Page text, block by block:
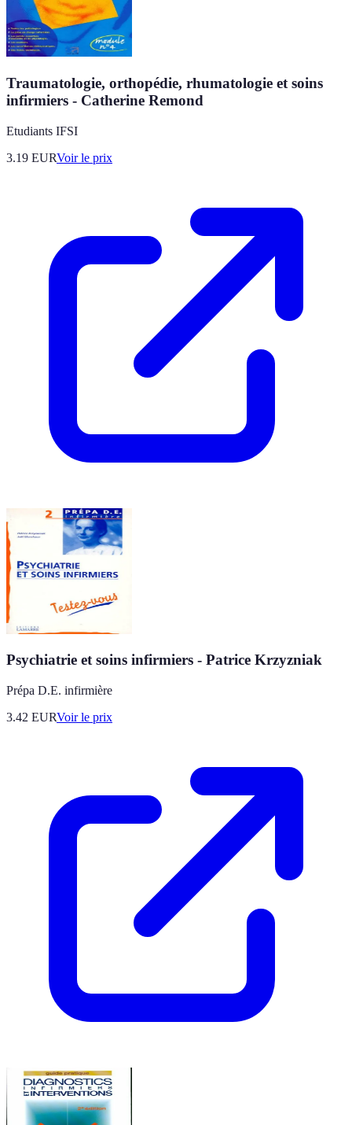
Traumatologie, orthopédie, rhumatologie et soins
infirmiers - Catherine Remond
Etudiants IFSI
3.19 EURVoir le prix
Psychiatrie et soins infirmiers - Patrice Krzyzniak
Prépa D.E. infirmière
3.42 EURVoir le prix